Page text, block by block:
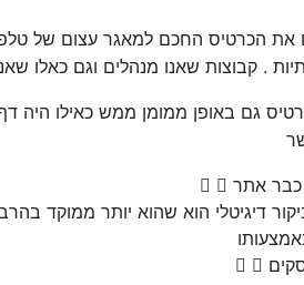
את הכרטיס החכם למאגר עצום של
. קבוצות שאנו מנהלים וגם כאלו
גם באופן ממומן ממש כאילו היה
דיגיטלי הוא שהוא יותר ממוקד